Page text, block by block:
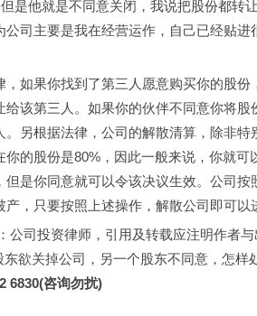
是他就是不同意关闭，我说把股份都转
司主要是我在经营运作，自己已经贴
，如果你找到了第三人愿意购买你的股
该第三人。如果你的伙伴不同意你将
另根据法律，公司的解散清算，除非
的股份是80%，因此一般来说，你就可
是你同意就可以令该决议生效。公司
，只要按照上述操作，解散公司即可以
公司投资律师，引用及转载应注明作者与
欲关掉公司，另一个股东不同意，怎样
6830(咨询勿扰)